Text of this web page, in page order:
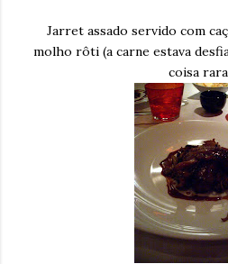
Jarret assado servido com
molho rôti (a carne estava
coisa